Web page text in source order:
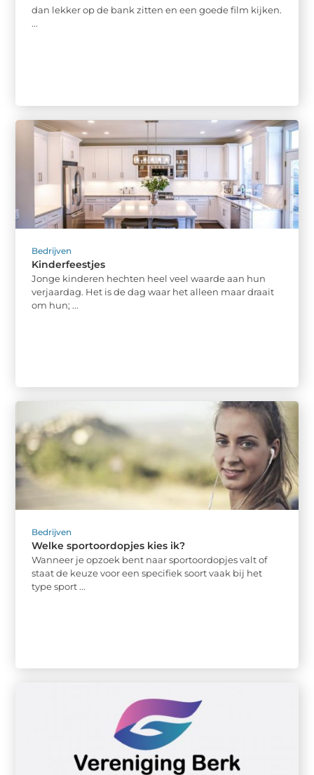
dan lekker op de bank zitten en een goede film kijken.
...
Bedrijven
Kinderfeestjes
Jonge kinderen hechten heel veel waarde aan hun
verjaardag. Het is de dag waar het alleen maar draait
om hun; ...
Bedrijven
Welke sportoordopjes kies ik?
Wanneer je opzoek bent naar sportoordopjes valt of
staat de keuze voor een specifiek soort vaak bij het
type sport ...